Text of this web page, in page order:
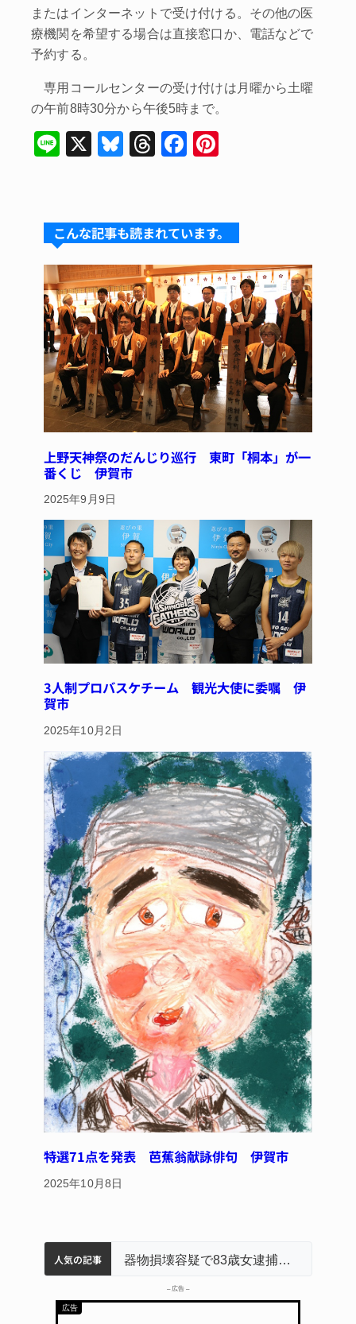
またはインターネットで受け付ける。その他の医
療機関を希望する場合は直接窓口か、電話などで
予約する。
専用コールセンターの受け付けは月曜から土曜
の午前8時30分から午後5時まで。
Li
X
Bl
s
k
y
T
a
d
s
F
e
b
o
o
k
e
st
こんな記事も読まれています。
上野天神祭のだんじり巡行 東町「桐本」が一
番くじ 伊賀市
2025年9月9日
3人制プロバスケチーム 観光大使に委嘱 伊
賀市
2025年10月2日
特選71点を発表 芭蕉翁献詠俳句 伊賀市
2025年10月8日
人気の記事
名張市水道料金47％値上げへ 答申案、審議会で大筋まとまる
中学校の陶壁モニュメント 地元建設会社がボランティアで清掃 伊賀
名張市立病院のDMAT、熊本地震の被災地へ 能登以来3回目の派遣 器物損壊容疑で83歳女逮捕 伊賀署
– 広告 –